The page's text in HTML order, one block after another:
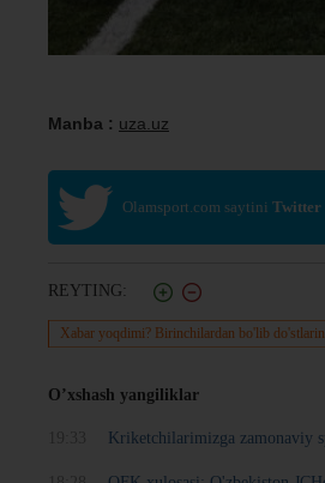
Manba : uza.uz
Olamsport.com saytini Twitter
REYTING:
Xabar yoqdimi? Birinchilardan bo'lib
O’xshash yangiliklar
Kriketchilarimizga zamonaviy